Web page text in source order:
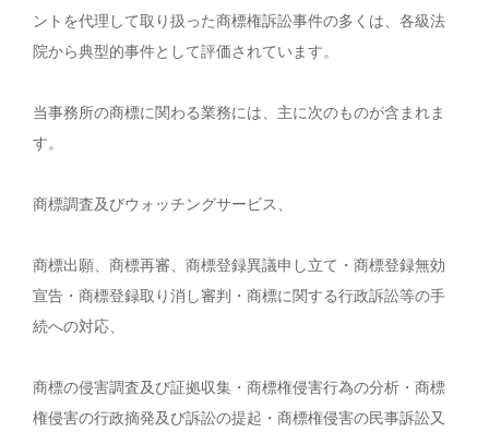
ントを代理して取り扱った商標権訴訟事件の多くは、各級法
院から典型的事件として評価されています。
当事務所の商標に関わる業務には、主に次のものが含まれま
す。
商標調査及びウォッチングサービス、
商標出願、商標再審、商標登録異議申し立て・商標登録無効
宣告・商標登録取り消し審判・商標に関する行政訴訟等の手
続への対応、
商標の侵害調査及び証拠収集・商標権侵害行為の分析・商標
権侵害の行政摘発及び訴訟の提起・商標権侵害の民事訴訟又